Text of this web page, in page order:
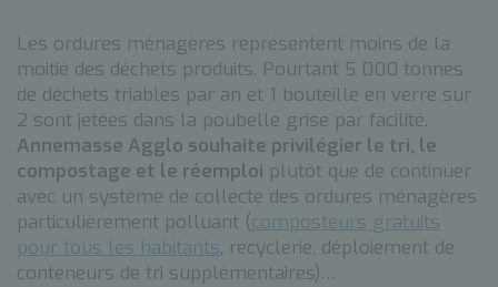
Les ordures ménagères représentent moins de la
moitié des déchets produits. Pourtant 5 000 tonnes
de déchets triables par an et 1 bouteille en verre sur
2 sont jetées dans la poubelle grise par facilité.
Annemasse Agglo souhaite privilégier le tri, le
compostage et le réemploi plutôt que de continuer
avec un système de collecte des ordures ménagères
particulièrement polluant (composteurs gratuits
pour tous les habitants, recyclerie, déploiement de
conteneurs de tri supplémentaires)…